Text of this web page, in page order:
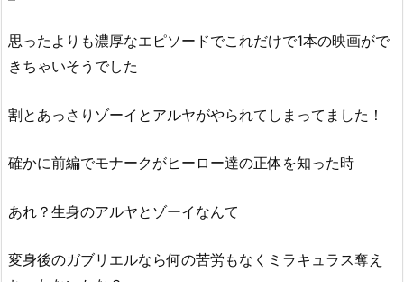
思ったよりも濃厚なエピソードでこれだけで1本の映画がで
きちゃいそうでした
割とあっさりゾーイとアルヤがやられてしまってました！
確かに前編でモナークがヒーロー達の正体を知った時
あれ？生身のアルヤとゾーイなんて
変身後のガブリエルなら何の苦労もなくミラキュラス奪え